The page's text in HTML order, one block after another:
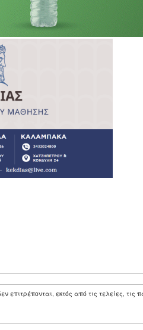
επιτρέπονται, εκτός από τις τελείες,